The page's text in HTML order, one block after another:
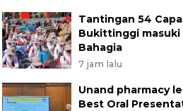
Tantingan 54
Bukittinggi masuki
Bahagia
7 jam lalu
Unand pharmacy
Best Oral